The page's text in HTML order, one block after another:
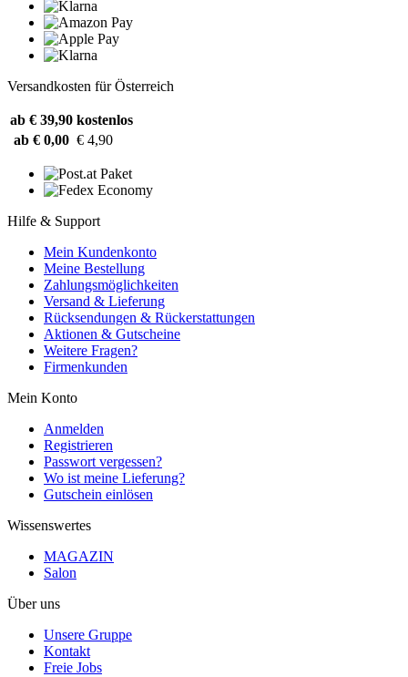
Versandkosten für Österreich
ab € 39,90 kostenlos
ab € 0,00 € 4,90
Hilfe & Support
Mein Kundenkonto
Meine Bestellung
Zahlungsmöglichkeiten
Versand & Lieferung
Rücksendungen & Rückerstattungen
Aktionen & Gutscheine
Weitere Fragen?
Firmenkunden
Mein Konto
Anmelden
Registrieren
Passwort vergessen?
Wo ist meine Lieferung?
Gutschein einlösen
Wissenswertes
MAGAZIN
Salon
Über uns
Unsere Gruppe
Kontakt
Freie Jobs